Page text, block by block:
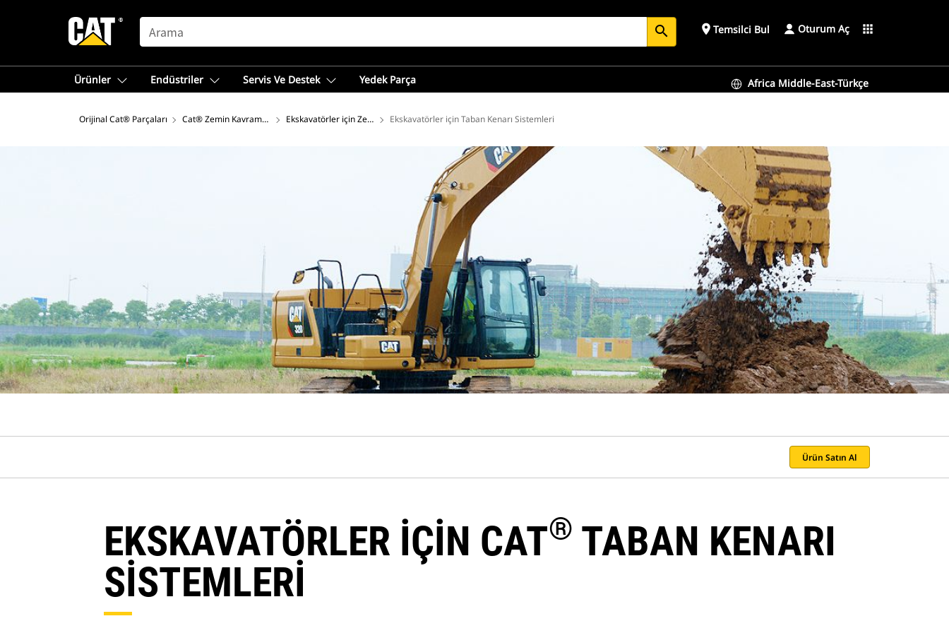
SEARCH search place Temsilci Bul Oturum Aç apps
Ürünler Endüstriler Servis Ve Destek Yedek Parça Africa Middle-East-Türkçe
Orijinal Cat® Parçaları Cat® Zemin Kavrama AtaşmanlarıEkskavatörler için Zemin Kavrama AtaşmanlarıEkskavatörler için Taban Kenarı Sistemleri
Ürün Satın Al
EKSKAVATÖRLER İÇİN CAT® TABAN KENARI
SİSTEMLERİ